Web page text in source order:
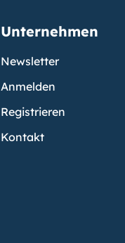
Unternehmen
Newsletter
Anmelden
Registrieren
Kontakt